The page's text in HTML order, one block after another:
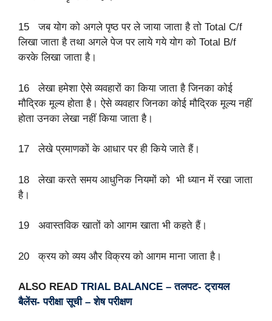
15 जब योग को अगले पृष्ठ पर ले जाया जाता है तो Total C/f
लिखा जाता है तथा अगले पेज पर लाये गये योग को Total B/f
करके लिखा जाता है।
16 लेखा हमेशा ऐसे व्यवहारों का किया जाता है जिनका कोई
मौद्रिक मूल्य होता है। ऐसे व्यवहार जिनका कोई मौद्रिक मूल्य नहीं
होता उनका लेखा नहीं किया जाता है।
17 लेखे प्रमाणकों के आधार पर ही किये जाते हैं।
18 लेखा करते समय आधुनिक नियमों को भी ध्यान में रखा जाता
है।
19 अवास्तविक खातों को आगम खाता भी कहते हैं।
20 क्रय को व्यय और विक्रय को आगम माना जाता है।
ALSO READ TRIAL BALANCE – तलपट- ट्रायल
बैलेंस- परीक्षा सूची – शेष परीक्षण